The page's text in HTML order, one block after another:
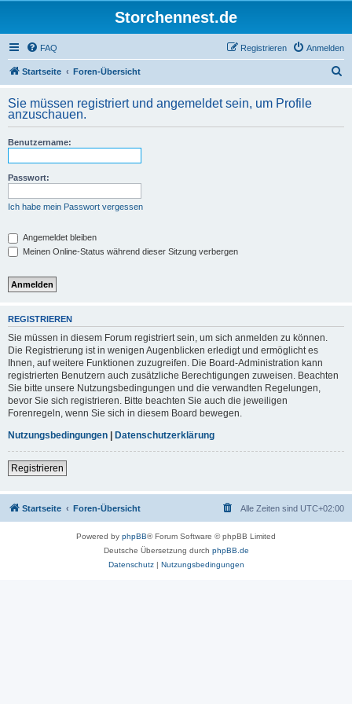
Storchennest.de
FAQ Anmelden
Registrieren
Startseite Foren-Übersicht
h
Sie müssen registriert und angemeldet sein, um Profile
anzuschauen.
Benutzername:
Passwort:
Ich habe mein Passwort vergessen
Angemeldet bleiben
Meinen Online-Status während dieser Sitzung verbergen
REGISTRIEREN
Sie müssen in diesem Forum registriert sein, um sich anmelden zu können.
Die Registrierung ist in wenigen Augenblicken erledigt und ermöglicht es
Ihnen, auf weitere Funktionen zuzugreifen. Die Board-Administration kann
registrierten Benutzern auch zusätzliche Berechtigungen zuweisen. Beachten
Sie bitte unsere Nutzungsbedingungen und die verwandten Regelungen,
bevor Sie sich registrieren. Bitte beachten Sie auch die jeweiligen
Forenregeln, wenn Sie sich in diesem Board bewegen.
Nutzungsbedingungen | Datenschutzerklärung
Registrieren
Startseite Foren-Übersicht Alle Zeiten sind UTC+02:00
Powered by phpBB® Forum Software © phpBB Limited
Deutsche Übersetzung durch phpBB.de
Datenschutz| Nutzungsbedingungen